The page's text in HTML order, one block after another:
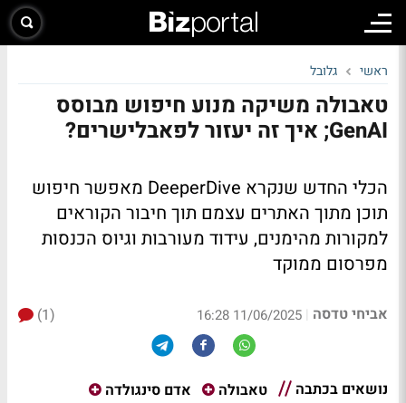
ראשי גלובל
טאבולה משיקה מנוע חיפוש מבוסס
GenAI; איך זה יעזור לפאבלישרים?
הכלי החדש שנקרא DeeperDive מאפשר חיפוש
תוכן מתוך האתרים עצמם תוך חיבור הקוראים
למקורות מהימנים, עידוד מעורבות וגיוס הכנסות
מפרסום ממוקד
אביחי טדסה |
11/06/2025 16:28
(1)
נושאים בכתבה טאבולה אדם סינגולדה